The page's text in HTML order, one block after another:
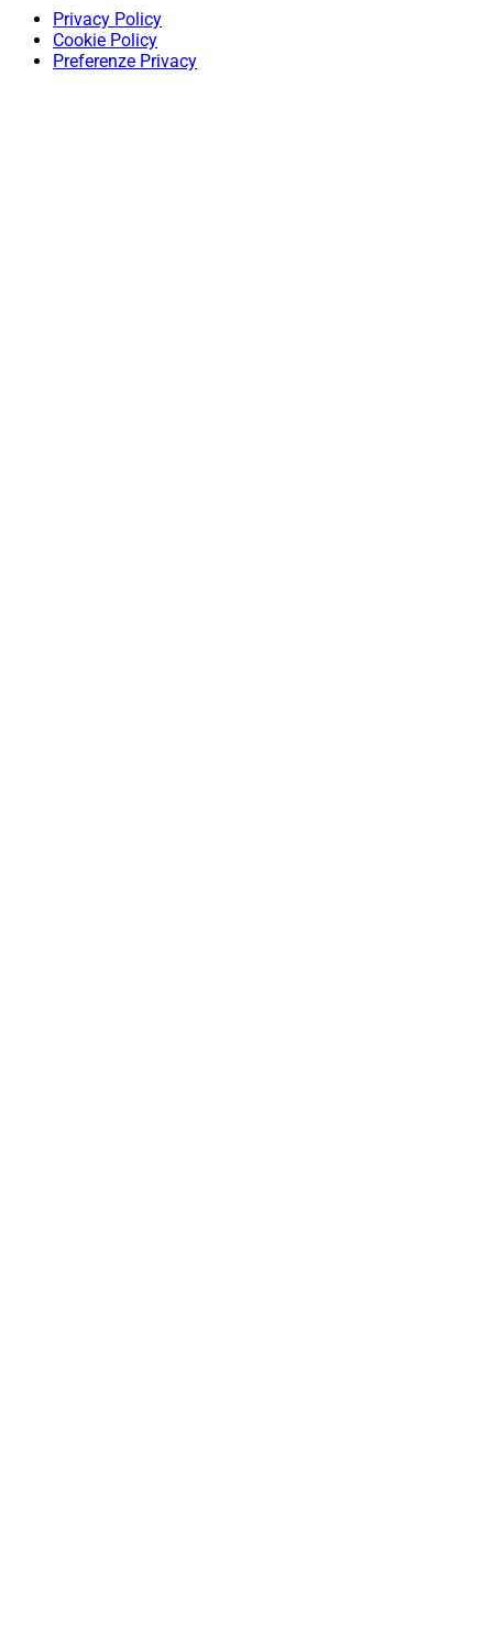
Privacy Policy
Cookie Policy
Preferenze Privacy